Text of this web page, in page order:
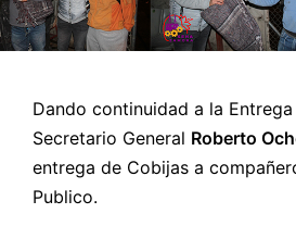
Dando continuidad a la
Secretario General Roberto
entrega de Cobijas a
Publico.